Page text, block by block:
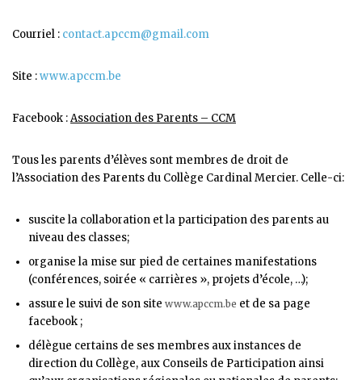
Courriel : contact.apccm@gmail.com
Site :www.apccm.be
Facebook :Association des Parents – CCM
Tous les parents d’élèves sont membres de droit de
l’Association des Parents du Collège Cardinal Mercier. Celle-ci:
suscite la collaboration et la participation des parents au
niveau des classes;
organise la mise sur pied de certaines manifestations
(conférences, soirée « carrières », projets d’école, …);
assure le suivi de son site www.apccm.be et de sa page
facebook ;
délègue certains de ses membres aux instances de
direction du Collège, aux Conseils de Participation ainsi